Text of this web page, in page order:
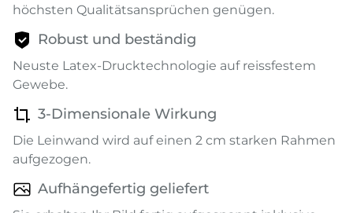
höchsten Qualitätsansprüchen genügen.
Robust und beständig
Neuste Latex-Drucktechnologie auf reissfestem
Gewebe.
3-Dimensionale Wirkung
Die Leinwand wird auf einen 2 cm starken Rahmen
aufgezogen.
Aufhängefertig geliefert